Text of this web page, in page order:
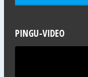
PINGU-VIDEO